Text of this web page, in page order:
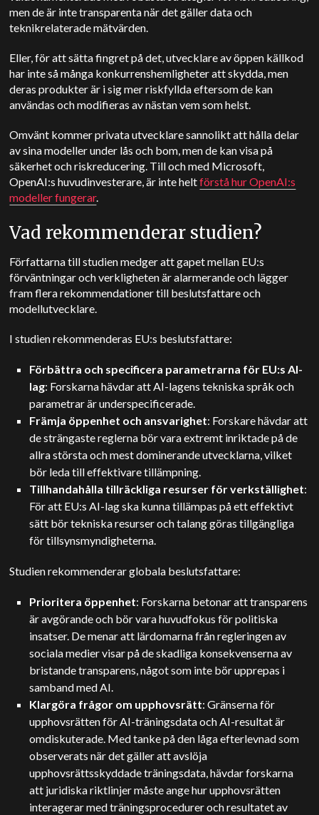
men de är inte transparenta när det gäller data och
teknikrelaterade mätvärden.
Eller, för att sätta fingret på det, utvecklare av öppen källkod
har inte så många konkurrenshemligheter att skydda, men
deras produkter är i sig mer riskfyllda eftersom de kan
användas och modifieras av nästan vem som helst.
Omvänt kommer privata utvecklare sannolikt att hålla delar
av sina modeller under lås och bom, men de kan visa på
säkerhet och riskreducering. Till och med Microsoft,
OpenAI:s huvudinvesterare, är inte heltförstå hur OpenAI:s
modeller fungerar.
Vad rekommenderar studien?
Författarna till studien medger att gapet mellan EU:s
förväntningar och verkligheten är alarmerande och lägger
fram flera rekommendationer till beslutsfattare och
modellutvecklare.
I studien rekommenderas EU:s beslutsfattare:
Förbättra och specificera parametrarna för EU:s AI-
lag: Forskarna hävdar att AI-lagens tekniska språk och
parametrar är underspecificerade.
Främja öppenhet och ansvarighet: Forskare hävdar att
de strängaste reglerna bör vara extremt inriktade på de
allra största och mest dominerande utvecklarna, vilket
bör leda till effektivare tillämpning.
Tillhandahålla tillräckliga resurser för verkställighet:
För att EU:s AI-lag ska kunna tillämpas på ett effektivt
sätt bör tekniska resurser och talang göras tillgängliga
för tillsynsmyndigheterna.
Studien rekommenderar globala beslutsfattare:
Prioritera öppenhet: Forskarna betonar att transparens
är avgörande och bör vara huvudfokus för politiska
insatser. De menar att lärdomarna från regleringen av
sociala medier visar på de skadliga konsekvenserna av
bristande transparens, något som inte bör upprepas i
samband med AI.
Klargöra frågor om upphovsrätt: Gränserna för
upphovsrätten för AI-träningsdata och AI-resultat är
omdiskuterade. Med tanke på den låga efterlevnad som
observerats när det gäller att avslöja
upphovsrättsskyddade träningsdata, hävdar forskarna
att juridiska riktlinjer måste ange hur upphovsrätten
interagerar med träningsprocedurer och resultatet av